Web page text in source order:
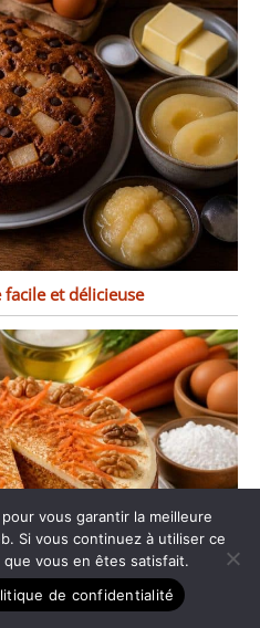
et délicieuse
vous garantir la meilleure
Si vous continuez à utiliser ce
vous en êtes satisfait.
de confidentialité